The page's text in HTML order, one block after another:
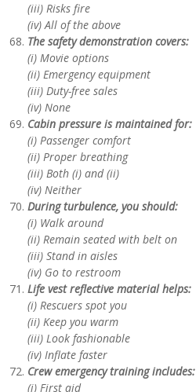
(iii) Risks fire
(iv) All of the above
The safety demonstration covers:
(i) Movie options
(ii) Emergency equipment
(iii) Duty-free sales
(iv) None
Cabin pressure is maintained for:
(i) Passenger comfort
(ii) Proper breathing
(iii) Both (i) and (ii)
(iv) Neither
During turbulence, you should:
(i) Walk around
(ii) Remain seated with belt on
(iii) Stand in aisles
(iv) Go to restroom
Life vest reflective material helps:
(i) Rescuers spot you
(ii) Keep you warm
(iii) Look fashionable
(iv) Inflate faster
Crew emergency training includes:
(i) First aid